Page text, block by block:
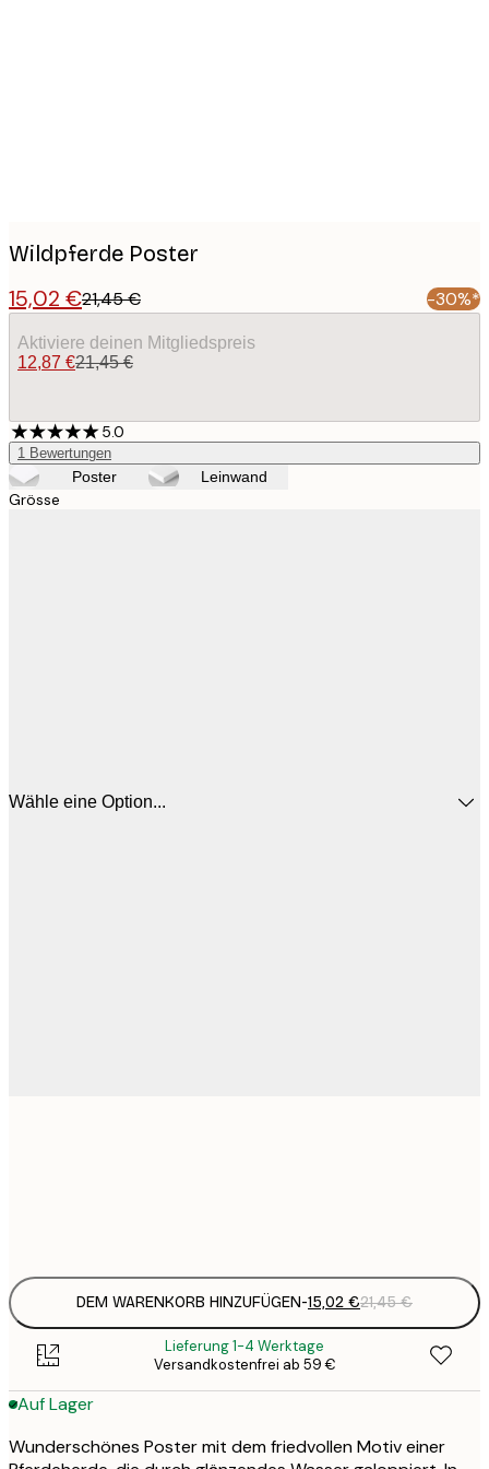
Wildpferde Poster
15,02 €21,45 € -30%*
Aktiviere deinen Mitgliedspreis
12,87 €21,45 €
5.0
1 Bewertungen
Poster Leinwand
Grösse
Wähle eine Option...
DEM WARENKORB HINZUFÜGEN-15,02 €21,45 €
Lieferung 1-4 Werktage
Versandkostenfrei ab 59 €
Auf Lager
Wunderschönes Poster mit dem friedvollen Motiv einer